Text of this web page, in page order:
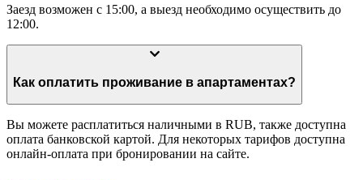
Заезд возможен с 15:00, а выезд необходимо осуществить до
12:00.
Как оплатить проживание в апартаментах?
Вы можете расплатиться наличными в RUB, также доступна
оплата банковской картой. Для некоторых тарифов доступна
онлайн-оплата при бронировании на сайте.